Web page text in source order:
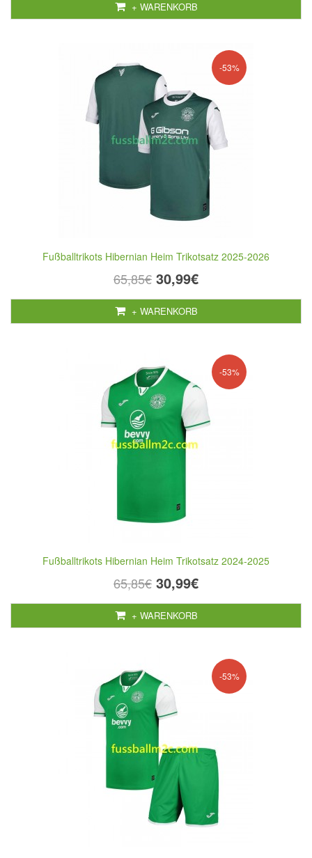
+ WARENKORB
-53%
Fußballtrikots Hibernian Heim Trikotsatz 2025-2026
65,85€ 30,99€
+ WARENKORB
-53%
Fußballtrikots Hibernian Heim Trikotsatz 2024-2025
65,85€ 30,99€
+ WARENKORB
-53%